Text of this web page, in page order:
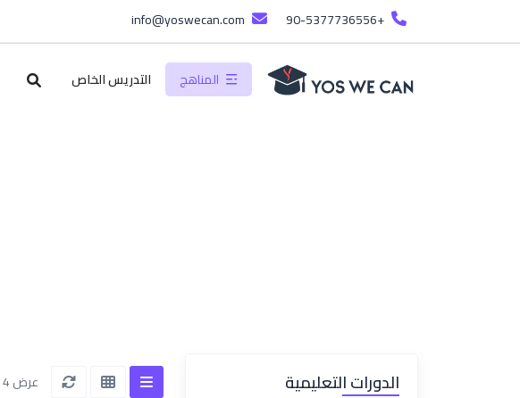
+90-5377736556
المناهج التدريس الخاص
الدورات التعليمية عرض 4 من 4 النتائج